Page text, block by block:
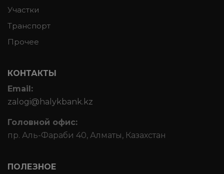
Участки
Транспорт
Прочее
КОНТАКТЫ
Email:
zalogi@halykbank.kz
Головной офис:
пр. Аль-Фараби 40, Алматы, Казахстан
ПОЛЕЗНОЕ